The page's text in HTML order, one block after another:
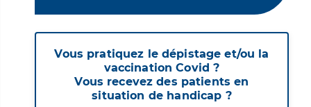
Vous pratiquez le dépistage et/ou la
vaccination Covid ?
Vous recevez des patients en
situation de handicap ?